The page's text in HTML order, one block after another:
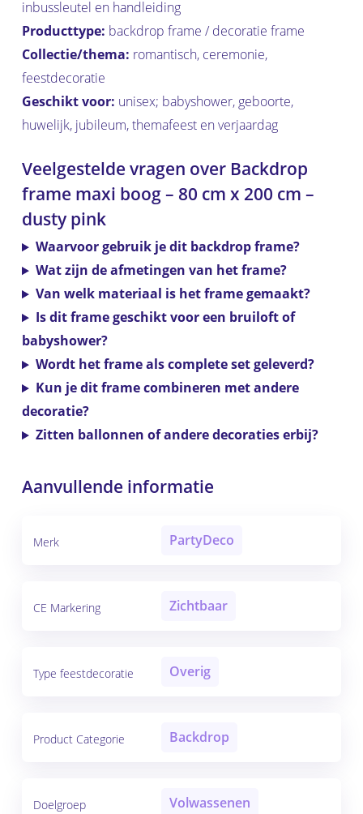
inbussleutel en handleiding
Producttype: backdrop frame / decoratie frame
Collectie/thema: romantisch, ceremonie,
feestdecoratie
Geschikt voor: unisex; babyshower, geboorte,
huwelijk, jubileum, themafeest en verjaardag
Veelgestelde vragen over Backdrop
frame maxi boog – 80 cm x 200 cm –
dusty pink
Waarvoor gebruik je dit backdrop frame?
Wat zijn de afmetingen van het frame?
Van welk materiaal is het frame gemaakt?
Is dit frame geschikt voor een bruiloft of
babyshower?
Wordt het frame als complete set geleverd?
Kun je dit frame combineren met andere
decoratie?
Zitten ballonnen of andere decoraties erbij?
Aanvullende informatie
Merk PartyDeco
CE Markering Zichtbaar
Type feestdecoratie Overig
Product Categorie Backdrop
Doelgroep Volwassenen